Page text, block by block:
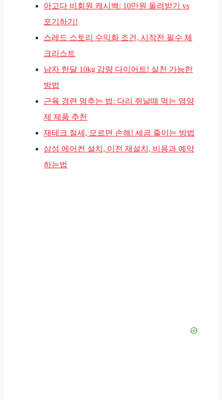
아고다 비회원 캐시백: 10만원 돌려받기 vs
포기하기!
스레드 스토리 수익화 조건, 시작전 필수 체
크리스트
남자 한달 10kg 감량 다이어트! 실천 가능한
방법
근육 경련 멈추는 법: 다리 쥐날때 먹는 영양
제 제품 추천
재테크 절세, 모르면 손해! 세금 줄이는 방법
삼성 에어컨 설치, 이전 재설치, 비용과 예약
하는법